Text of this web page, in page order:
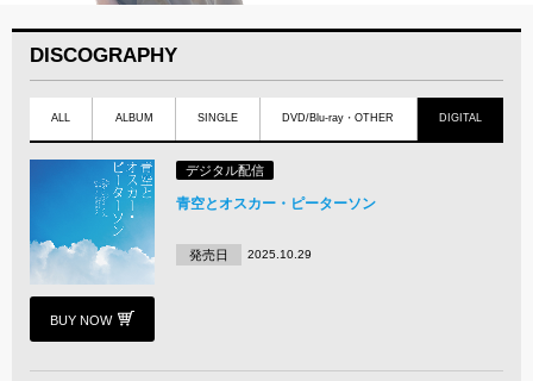
DISCOGRAPHY
ALL ALBUM SINGLE DVD/Blu-ray・OTHER DIGITAL
BUY NOW
デジタル配信
青空とオスカー・ピーターソン
発売日 2025.10.29